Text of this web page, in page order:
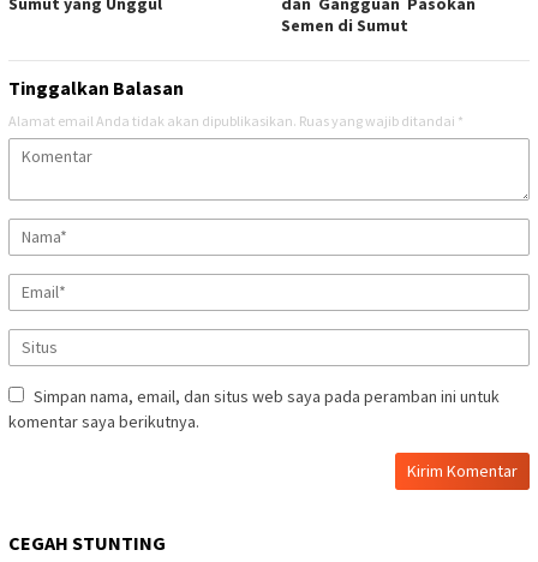
Semen di Sumut
Tinggalkan Balasan
Alamat email Anda tidak akan dipublikasikan. Ruas yang wajib ditandai *
Simpan nama, email, dan situs web saya pada peramban ini untuk
komentar saya berikutnya.
CEGAH STUNTING